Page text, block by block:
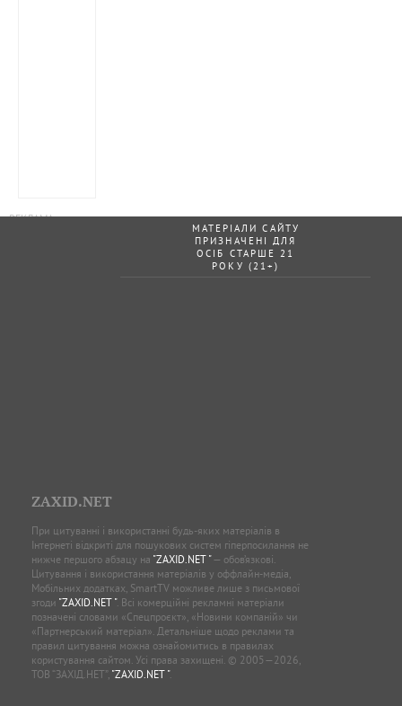
МАТЕРІАЛИ САЙТУ
ПРИЗНАЧЕНІ ДЛЯ
ОСІБ СТАРШЕ 21
РОКУ (21+)
ZAXID.NET
При цитуванні і використанні будь-яких матеріалів в
Інтернеті відкриті для пошукових систем гіперпосилання не
нижче першого абзацу на "ZAXID.NET "— обов’язкові.
Цитування і використання матеріалів у оффлайн-медіа,
Мобільних додатках, SmartTV можливе лише з письмової
згоди "ZAXID.NET ". Всі комерційні рекламні матеріали
позначені словами «Спецпроєкт», «Новини компаній» чи
«Партнерський матеріал». Детальніше щодо реклами та
правил цитування можна ознайомитись в правилах
користування сайтом. Усі права захищені. © 2005—2026,
ТОВ “ЗАХІД.НЕТ”, "ZAXID.NET ".